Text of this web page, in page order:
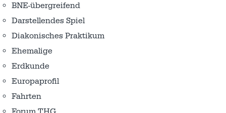
BNE-übergreifend
Darstellendes Spiel
Diakonisches Praktikum
Ehemalige
Erdkunde
Europaprofil
Fahrten